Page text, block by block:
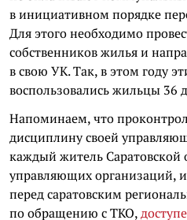
в инициативном порядке
Для этого необходимо
собственников жилья и
в свою УК. Так, в этом году
воспользовались жильцы 36
Напоминаем, что
дисциплину своей
каждый житель Саратовской
управляющих организаций,
перед саратовским
по обращению с ТКО,